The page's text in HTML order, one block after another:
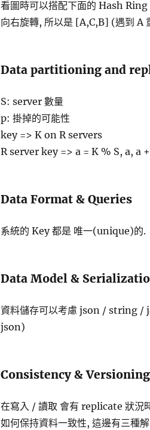
看圖時可以搭配下面的 Hash
向右旋轉, 所以是 [A,C,B] (遇到
Data partitioning and
S: server 數量
p: 掛掉的可能性
key => K on R servers
R server key => a = K % S, a, a
Data Format & Queries
系統的 Key 都是 唯一(unique)的.
Data Model &
資料儲存可以考慮 json / string
json)
Consistency & Versioning
在寫入 / 讀取 會有 replicate 狀況
如何保持資料一致性, 這邊有三種